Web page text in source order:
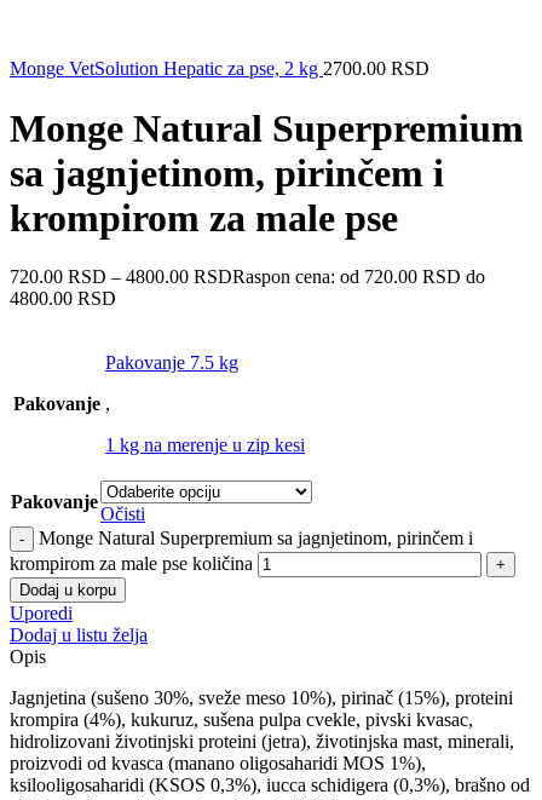
Monge VetSolution Hepatic za pse, 2 kg 2700.00 RSD
Monge Natural Superpremium
sa jagnjetinom, pirinčem i
krompirom za male pse
720.00 RSD – 4800.00 RSDRaspon cena: od 720.00 RSD do
4800.00 RSD
Pakovanje
Pakovanje 7.5 kg
,
1 kg na merenje u zip kesi
Pakovanje
Očisti
Monge Natural Superpremium sa jagnjetinom, pirinčem i
krompirom za male pse količina
Dodaj u korpu
Uporedi
Dodaj u listu želja
Opis
Jagnjetina (sušeno 30%, sveže meso 10%), pirinač (15%), proteini
krompira (4%), kukuruz, sušena pulpa cvekle, pivski kvasac,
hidrolizovani životinjski proteini (jetra), životinjska mast, minerali,
proizvodi od kvasca (manano oligosaharidi MOS 1%),
ksilooligosaharidi (KSOS 0,3%), iucca schidigera (0,3%), brašno od